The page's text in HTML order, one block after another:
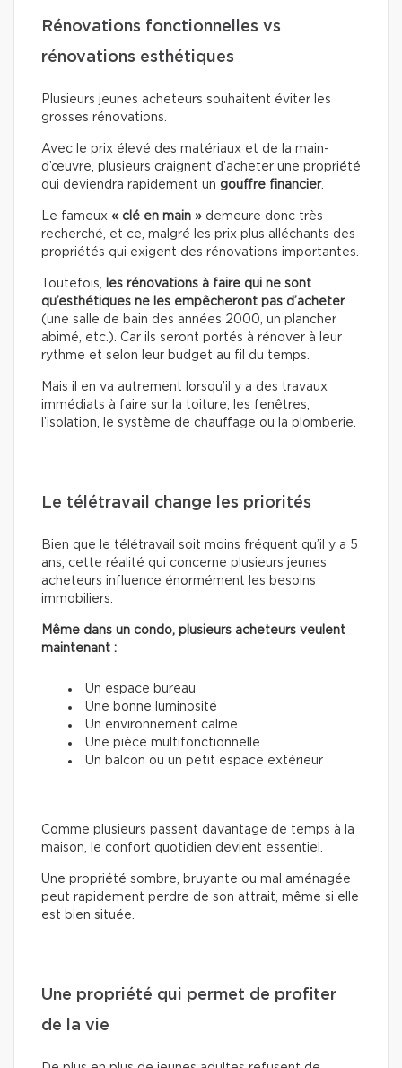
Rénovations fonctionnelles vs
rénovations esthétiques
Plusieurs jeunes acheteurs souhaitent éviter les
grosses rénovations.
Avec le prix élevé des matériaux et de la main-
d’œuvre, plusieurs craignent d’acheter une propriété
qui deviendra rapidement un gouffre financier.
Le fameux « clé en main » demeure donc très
recherché, et ce, malgré les prix plus alléchants des
propriétés qui exigent des rénovations importantes.
Toutefois,
les rénovations à faire qui ne sont
qu’esthétiques ne les empêcheront pas d’acheter
(une salle de bain des années 2000, un plancher
abimé, etc.). Car ils seront portés à rénover à leur
rythme et selon leur budget au fil du temps.
Mais il en va autrement lorsqu’il y a des travaux
immédiats à faire sur la toiture, les fenêtres,
l’isolation, le système de chauffage ou la plomberie.
Le télétravail change les priorités
Bien que le télétravail soit moins fréquent qu’il y a 5
ans, cette réalité qui concerne plusieurs jeunes
acheteurs influence énormément les besoins
immobiliers.
Même dans un condo, plusieurs acheteurs veulent
maintenant :
Un espace bureau
Une bonne luminosité
Un environnement calme
Une pièce multifonctionnelle
Un balcon ou un petit espace extérieur
Comme plusieurs passent davantage de temps à la
maison, le confort quotidien devient essentiel.
Une propriété sombre, bruyante ou mal aménagée
peut rapidement perdre de son attrait, même si elle
est bien située.
Une propriété qui permet de profiter
de la vie